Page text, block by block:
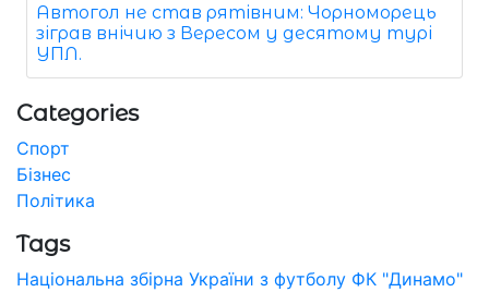
Автогол не став рятівним: Чорноморець
зіграв внічию з Вересом у десятому турі
УПЛ.
Categories
Спорт
Бізнес
Політика
Tags
Національна збірна України з футболу ФК "Динамо"